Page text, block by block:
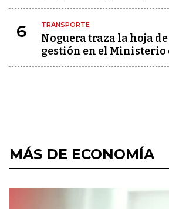
6 TRANSPORTE
Noguera traza la hoja
gestión en el Ministerio
MÁS DE ECONOMÍA